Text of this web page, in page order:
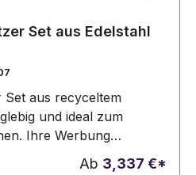
Set aus Edelstahl
Set aus recyceltem
und ideal zum
Ihre Werbung
Ab 3,337 €*